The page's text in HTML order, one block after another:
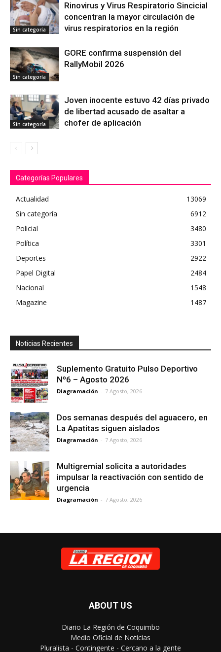
Sin categoría
Rinovirus y Virus Respiratorio Sincicial
concentran la mayor circulación de
virus respiratorios en la región
Sin categoría
GORE confirma suspensión del
RallyMobil 2026
Sin categoría
Joven inocente estuvo 42 días privado
de libertad acusado de asaltar a
chofer de aplicación
Categorías Populares
Actualidad
13069
Sin categoría
6912
Policial
3480
Política
3301
Deportes
2922
Papel Digital
2484
Nacional
1548
Magazine
1487
Noticias Recientes
Suplemento Gratuito Pulso Deportivo
Nº6 – Agosto 2026
Diagramación - 7 Agosto, 2026
Dos semanas después del aguacero, en
La Apatitas siguen aislados
Diagramación - 7 Agosto, 2026
Multigremial solicita a autoridades
impulsar la reactivación con sentido de
urgencia
Diagramación - 7 Agosto, 2026
ABOUT US
Diario La Región de Coquimbo
Medio Oficial de Noticias
Pluralista - Contingente - Cercano a la gente